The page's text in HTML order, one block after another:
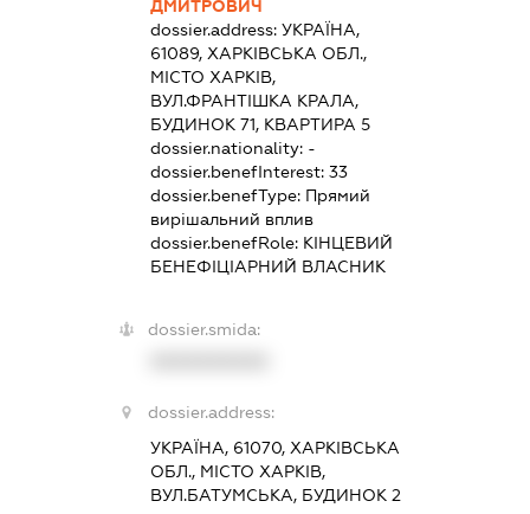
ДМИТРОВИЧ
dossier.address:УКРАЇНА,
61089, ХАРКІВСЬКА ОБЛ.,
МІСТО ХАРКІВ,
ВУЛ.ФРАНТІШКА КРАЛА,
БУДИНОК 71, КВАРТИРА 5
dossier.nationality: -
dossier.benefInterest:33
dossier.benefType: Прямий
вирішальний вплив
dossier.benefRole: КІНЦЕВИЙ
БЕНЕФІЦІАРНИЙ ВЛАСНИК
dossier.smida:
dossier.address:
УКРАЇНА, 61070, ХАРКІВСЬКА
ОБЛ., МІСТО ХАРКІВ,
ВУЛ.БАТУМСЬКА, БУДИНОК 2